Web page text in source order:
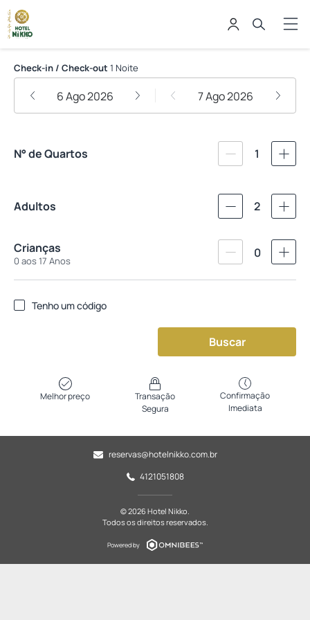
Hotel Nikko
Check-in / Check-out 1 Noite
6 Ago 2026 7 Ago 2026
N° de Quartos 1
Adultos 2
Crianças
0 aos 17 Anos
0
Tenho um código
Buscar
Melhor preço
Transação
Segura
Confirmação
Imediata
reservas@hotelnikko.com.br
4121051808
© 2026 Hotel Nikko.
Todos os direitos reservados.
Powered by